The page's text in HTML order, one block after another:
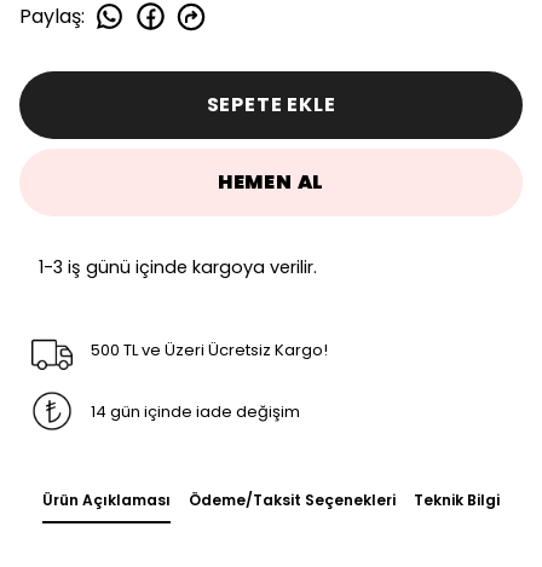
Paylaş:
SEPETE EKLE
HEMEN AL
1-3 iş günü içinde kargoya verilir.
500 TL ve Üzeri Ücretsiz Kargo!
14 gün içinde iade değişim
Ürün Açıklaması Ödeme/Taksit Seçenekleri Teknik Bilgi